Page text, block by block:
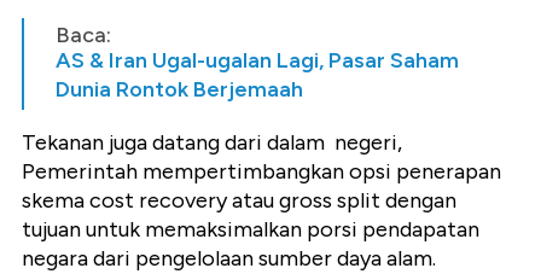
Baca:
AS & Iran Ugal-ugalan Lagi, Pasar Saham
Dunia Rontok Berjemaah
Tekanan juga datang dari dalam negeri,
Pemerintah mempertimbangkan opsi penerapan
skema cost recovery atau gross split dengan
tujuan untuk memaksimalkan porsi pendapatan
negara dari pengelolaan sumber daya alam.